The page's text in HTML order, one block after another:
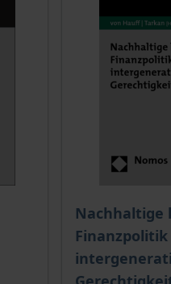
chosen on the product
Nachhaltige
The price